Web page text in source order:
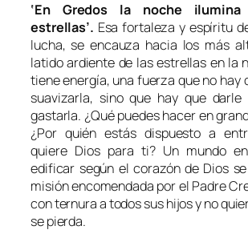
‘En Gredos la noche ilumina
estrellas’. Esa fortaleza y espíritu
lucha, se encauza hacia los más
latido ardiente de las estrellas en la
tiene energía, una fuerza que no hay
suavizarla, sino que hay que
gastarla. ¿Qué puedes hacer en
¿Por quién estás dispuesto a
quiere Dios para ti? Un mundo
edificar según el corazón de Dios
misión encomendada por el Padre
con ternura a todos sus hijos y no
se pierda.